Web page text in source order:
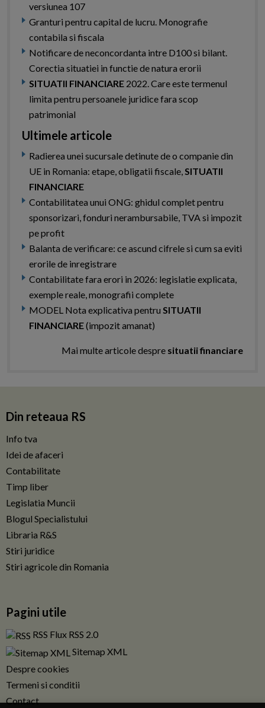
versiunea 107
Granturi pentru capital de lucru. Monografie
contabila si fiscala
Notificare de neconcordanta intre D100 si bilant.
Corectia situatiei in functie de natura erorii
SITUATII FINANCIARE 2022. Care este termenul
limita pentru persoanele juridice fara scop
patrimonial
Ultimele articole
Radierea unei sucursale detinute de o companie din
UE in Romania: etape, obligatii fiscale,SITUATII
FINANCIARE
Contabilitatea unui ONG: ghidul complet pentru
sponsorizari, fonduri nerambursabile, TVA si impozit
pe profit
Balanta de verificare: ce ascund cifrele si cum sa eviti
erorile de inregistrare
Contabilitate fara erori in 2026: legislatie explicata,
exemple reale, monografii complete
MODEL Nota explicativa pentru SITUATII
FINANCIARE(impozit amanat)
Mai multe articole despre situatii financiare
Din reteaua RS
Info tva
Idei de afaceri
Contabilitate
Timp liber
Legislatia Muncii
Blogul Specialistului
Libraria R&S
Stiri juridice
Stiri agricole din Romania
Pagini utile
RSS Flux RSS 2.0
Sitemap XML
Despre cookies
Termeni si conditii
Contact